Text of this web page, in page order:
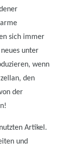
sich immer
unter
wenn
den
der
Artikel.
und